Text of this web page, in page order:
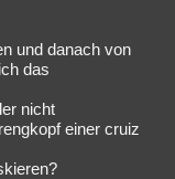
und danach von
das
nicht
einer cruiz